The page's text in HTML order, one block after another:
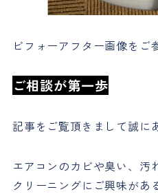
ビフォーアフター画像をご
ご相談が第一歩
記事をご覧頂きまして誠に
エアコンのカビや臭い、汚
クリーニングにご興味があ